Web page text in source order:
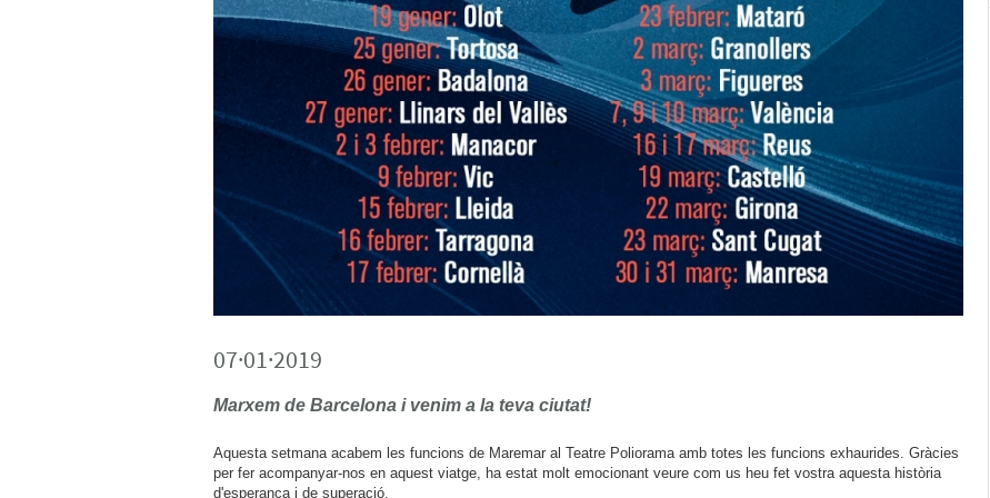
07·01·2019
Marxem de Barcelona i venim a la teva ciutat!
Aquesta setmana acabem les funcions de Maremar al Teatre Poliorama amb totes les funcions exhaurides. Gràcies
per fer acompanyar-nos en aquest viatge, ha estat molt emocionant veure com us heu fet vostra aquesta història
d'esperança i de superació.